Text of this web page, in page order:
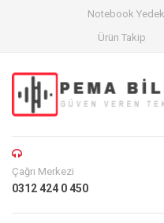
Notebook
Ürün Takip
Çağrı Merkezi
0312 424 0 450